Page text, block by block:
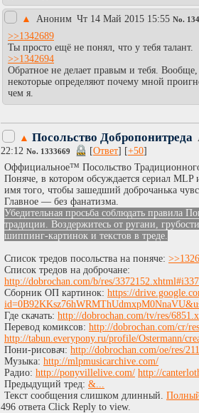
▲ Аноним Чт 14 Май 2015 15:55 No.
>>1342689
Ты просто ещё не понял, что у тебя талант.
>>1342694
Обратное не делает правым и тебя. Вообще,
некоторые определяют почему мной
чем я.
▲ Посольство Добропонитреда
22:12 No. 1333669 [Ответ] [+50]
Оффициальное™ Посольство
Поняче, в котором обсуждается сериал
имя того, чтобы зашедший доброчанька
Главное — без фанатизма.
Убедительная просьба соблюдать правила
традиции. Воздержитесь от ругани,
шиппинг-картинок и текстов в треде.
Список тредов посольства на поняче:
Список тредов на доброчане:
http://dobrochan.com/b/res/
Сборник ОП картинок: https://
Где скачать: http://dobrochan.com/tv/res/
Перевод комиксов: http://dobrochan.com/cr/
http://tabun.everypony.ru/profile/Ostermann/
Пони-рисовач: http://dobrochan.com/oe/res/
Музыка: http://mlpmusicarchive.com/
Радио: http://ponyvillelive.com/ http://
Предыдущий тред: &...
Текст сообщения слишком длинный.
496 ответа Click Reply to view.